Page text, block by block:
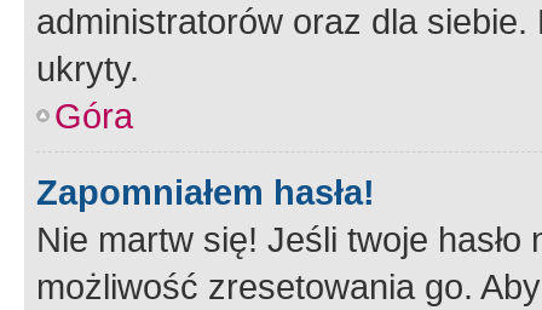
administratorów oraz dla
ukryty.
Góra
Zapomniałem hasła!
Nie martw się! Jeśli twoje
możliwość zresetowania go.